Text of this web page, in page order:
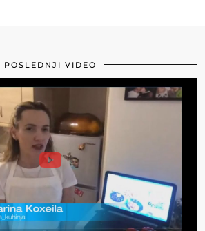
POSLEDNJI VIDEO